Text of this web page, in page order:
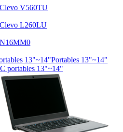
V560TU
L260LU
Portables 13"~14"
portables 13"~14"